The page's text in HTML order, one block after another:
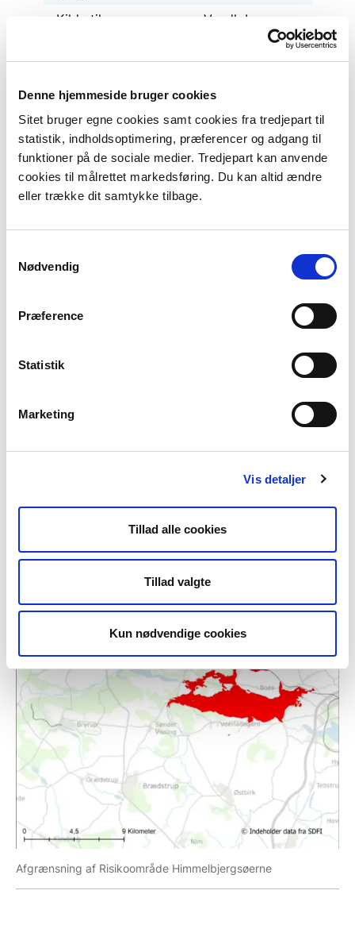
Denne hjemmeside bruger cookies
Sitet bruger egne cookies samt cookies fra tredjepart til
statistik, indholdsoptimering, præferencer og adgang til
funktioner på de sociale medier. Tredjepart kan anvende
cookies til målrettet markedsføring. Du kan altid ændre
eller trække dit samtykke tilbage.
Nødvendig
Præference
Statistik
Marketing
Vis detaljer
Tillad alle cookies
Tillad valgte
Kun nødvendige cookies
Kilde til
Vandløb
Primær risiko
Økonomisk
Hændelse til
afgrænsning af
risikoområde
Statistik 100
års hændelse i
2071-2100 med
RCP 8,5
Potentielt berørte
Afgrænsning af Risikoområde Himmelbjergsøerne